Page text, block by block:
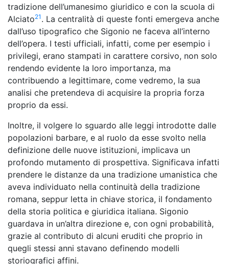
tradizione dell’umanesimo giuridico e con la scuola di
Alciato21 . La centralità di queste fonti emergeva anche
dall’uso tipografico che Sigonio ne faceva all’interno
dell’opera. I testi ufficiali, infatti, come per esempio i
privilegi, erano stampati in carattere corsivo, non solo
rendendo evidente la loro importanza, ma
contribuendo a legittimare, come vedremo, la sua
analisi che pretendeva di acquisire la propria forza
proprio da essi.
Inoltre, il volgere lo sguardo alle leggi introdotte dalle
popolazioni barbare, e al ruolo da esse svolto nella
definizione delle nuove istituzioni, implicava un
profondo mutamento di prospettiva. Significava infatti
prendere le distanze da una tradizione umanistica che
aveva individuato nella continuità della tradizione
romana, seppur letta in chiave storica, il fondamento
della storia politica e giuridica italiana. Sigonio
guardava in un’altra direzione e, con ogni probabilità,
grazie al contributo di alcuni eruditi che proprio in
quegli stessi anni stavano definendo modelli
storiografici affini.